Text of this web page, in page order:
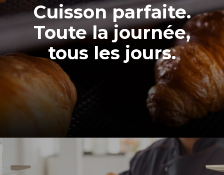
Cuisson parfaite.
Toute la journée,
tous les jours.